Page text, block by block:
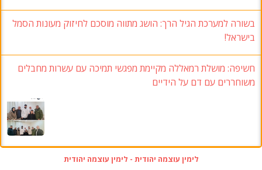
בשורה למערכת הגיל הרך: הושג מתווה מוסכם לחיזוק מעונות הסמל
בישראל!
חשיפה: מושלת רמאללה מקיימת מפגשי תמיכה עם עשרות מחבלים
משוחררים עם דם על הידיים
לימין עוצמה יהודית - לימין עוצמה יהודית